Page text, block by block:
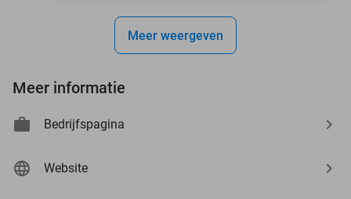
Meer weergeven
Meer informatie
Bedrijfspagina
Website